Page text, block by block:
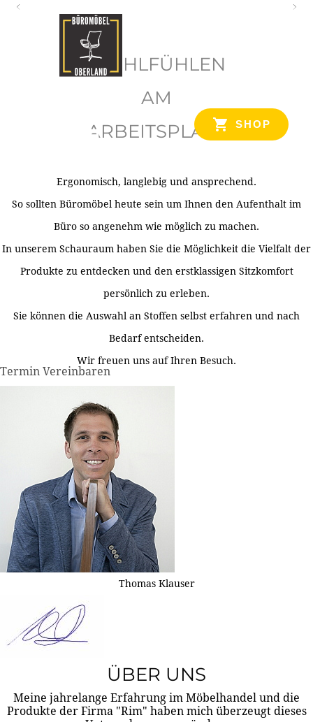
SHOP
WOHLFÜHLEN
AM
ARBEITSPLATZ
Ergonomisch, langlebig und ansprechend.
So sollten Büromöbel heute sein um Ihnen den Aufenthalt im
Büro so angenehm wie möglich zu machen.
In unserem Schauraum haben Sie die Möglichkeit die Vielfalt der
Produkte zu entdecken und den erstklassigen Sitzkomfort
persönlich zu erleben.
Sie können die Auswahl an Stoffen selbst erfahren und nach
Bedarf entscheiden.
Wir freuen uns auf Ihren Besuch.
Termin Vereinbaren
Thomas Klauser
ÜBER UNS
Meine jahrelange Erfahrung im Möbelhandel und die
Produkte der Firma "Rim" haben mich überzeugt dieses